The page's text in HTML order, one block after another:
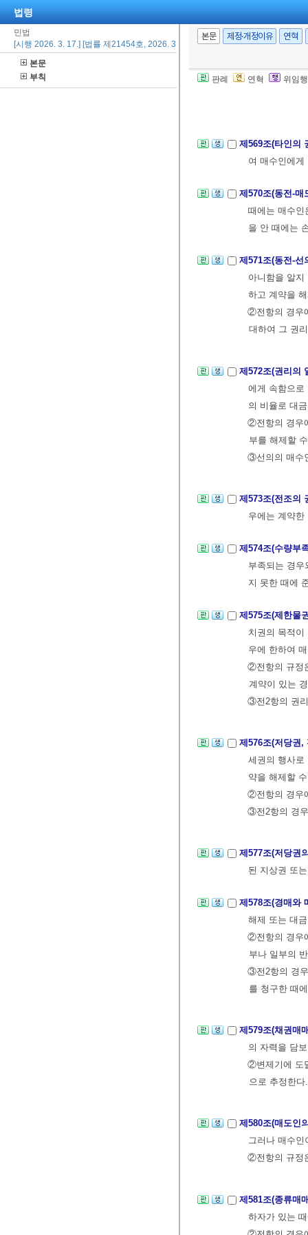
법령
민법
[시행 2026. 3. 17.] [법률 제21454호, 2026. 3. 17., 일부개정]
본문
부칙
본문 제정·개정이유 연혁
판례 연혁 위임
제2관 매매의
제568조(매매의
도인에게 그
제569조(타인의
여 매수인에게
제570조(동전-
때에는 매수인
을 안 때에는
제571조(동전-
아니함을 알
하고 계약을
②전항의 경우
대하여 그 권
제572조(권리의
에게 속함으로
의 비율로 대
②전항의 경우
부를 해제할
③선의의 매수
제573조(전조의
우에는 계약한
제574조(수량부
부족되는 경
지 못한 때에
제575조(제한물
치권의 목적
우에 한하여
②전항의 규정
계약이 있는
③전2항의 권
제576조(저당권
세권의 행사로
약을 해제할
②전항의 경우
③전2항의 경
제577조(저당권
된 지상권 또
제578조(경매와
해제 또는 대
②전항의 경우
부나 일부의
③전2항의 경
를 청구한 때
제579조(채권매
의 자력을 담
②변제기에 도
으로 추정한다.
제580조(매도인
그러나 매수
②전항의 규정
제581조(종류매
하자가 있는